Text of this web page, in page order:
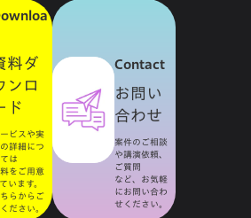
料ダ
ンロ
ド
ビスや実
詳細につ
は
をご用意
います。
らからご
ださい。
Contact
お問い
合わせ
案件のご相談
や講演依頼、
ご質問
など、お気軽
にお問い合わ
せください。